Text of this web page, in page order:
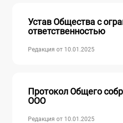
Устав Общества с
ответственностью
Редакция от 10.01.2025
Протокол Общего
ООО
Редакция от 10.01.2025